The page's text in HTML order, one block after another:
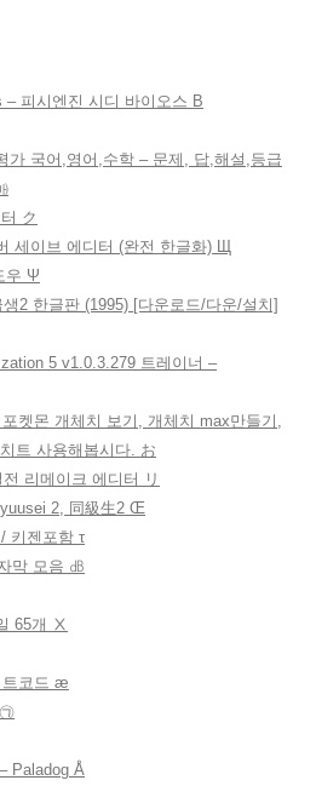
– 피시엔진 시디 바이오스 Β
가 국어,영어,수학 – 문제, 답,해설,등급
ク
세이브 에디터 (완전 한글화) Щ
우 Ψ
2 한글판 (1995) [다운로드/다운/설치]
5 v1.0.3.279 트레이너 –
켓몬 개체치 보기, 개체치 max만들기,
트 사용해봅시다. お
리메이크 에디터 リ
2, 同級生2 Œ
키젠포함 τ
막 모음 ㏈
65개 Ⅹ
트코드 æ
Paladog Å